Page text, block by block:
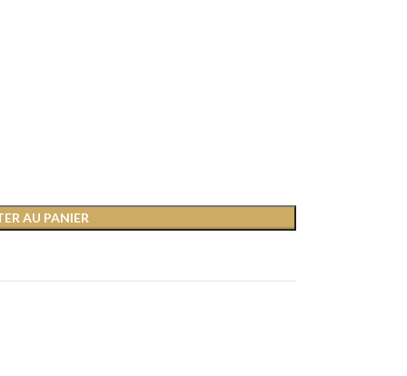
AU PANIER